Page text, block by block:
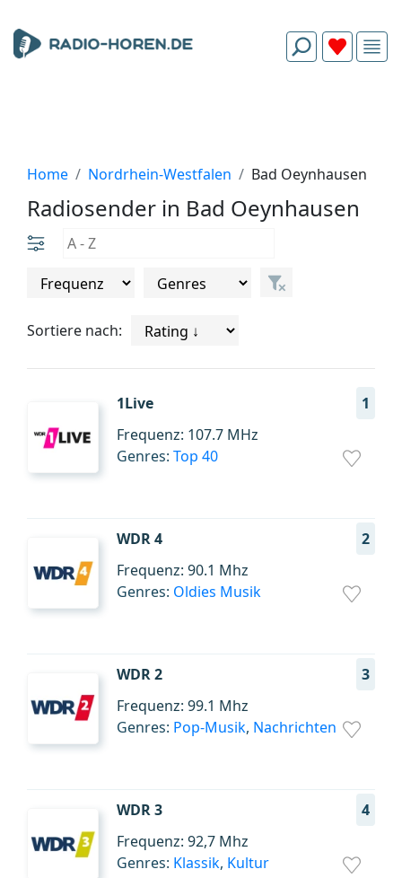
Home Nordrhein-Westfalen Bad Oeynhausen
Radiosender in Bad Oeynhausen
Sortiere nach:
1Live
1
Frequenz: 107.7 MHz
Genres: Top 40
WDR 4
2
Frequenz: 90.1 Mhz
Genres: Oldies Musik
WDR 2
3
Frequenz: 99.1 Mhz
Genres: Pop-Musik, Nachrichten
WDR 3
4
Frequenz: 92,7 Mhz
Genres: Klassik, Kultur